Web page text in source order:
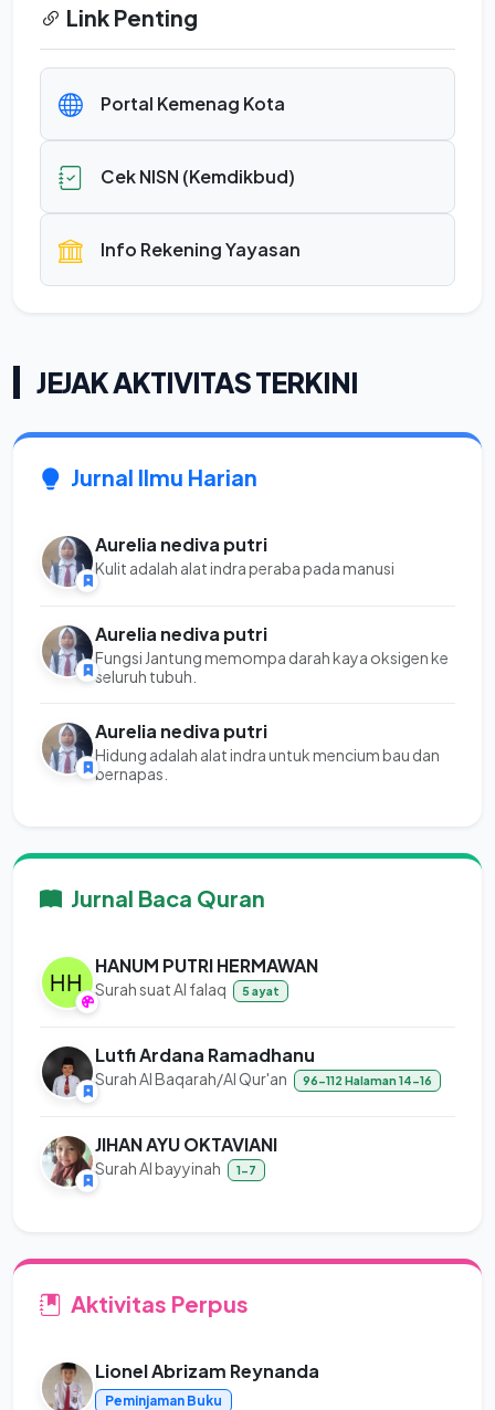
Link Penting
Portal Kemenag Kota
Cek NISN (Kemdikbud)
Info Rekening Yayasan
JEJAK AKTIVITAS TERKINI
Jurnal Ilmu Harian
Aurelia nediva putri
Kulit adalah alat indra peraba pada manusi
Aurelia nediva putri
Fungsi Jantung memompa darah kaya oksigen ke
seluruh tubuh.
Aurelia nediva putri
Hidung adalah alat indra untuk mencium bau dan
bernapas.
Jurnal Baca Quran
HANUM PUTRI HERMAWAN
Surah suat Al falaq 5 ayat
Lutfi Ardana Ramadhanu
Surah Al Baqarah/Al Qur'an 96-112 Halaman 14-16
JIHAN AYU OKTAVIANI
Surah Al bayyinah 1-7
Aktivitas Perpus
Lionel Abrizam Reynanda
Peminjaman Buku